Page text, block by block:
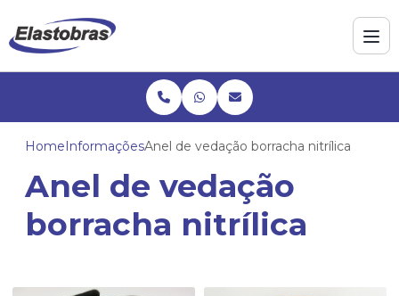
HomeInformaçõesAnel de vedação borracha nitrílica
Anel de vedação
borracha nitrílica